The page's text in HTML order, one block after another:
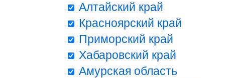
Алтайский край
Красноярский край
Приморский край
Хабаровский край
Амурская область